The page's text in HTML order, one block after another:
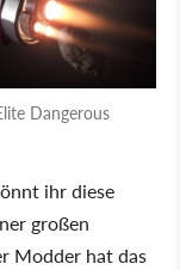
Dangerous
ihr diese
großen
Modder hat das